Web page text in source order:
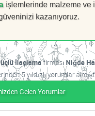
işlemlerinde malzeme ve
kazanıyoruz.
İlaçlamafirması Niğde
5 yıldızlı yorumlar
Gelen Yorumlar